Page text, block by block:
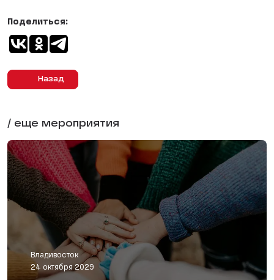
Назад
Поделиться:
/ еще мероприятия
Владивосток
24 октября 2029